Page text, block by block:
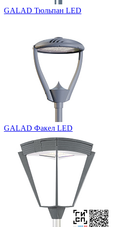
GALAD Тюльпан LED
GALAD Факел LED